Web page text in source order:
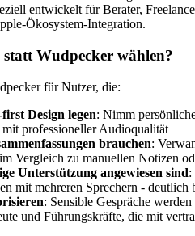
entwickelt für Berater,
Ökosystem-Integration.
Wudpecker wählen?
für Nutzer, die:
Design legen: Nimm
mit professioneller Audioqualität
brauchen:
Vergleich zu manuellen Notizen
Unterstützung angewiesen sind:
mit mehreren Sprechern -
: Sensible Gespräche
und Führungskräfte, die mit